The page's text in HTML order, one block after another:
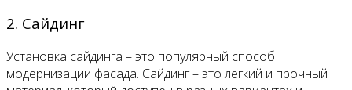
2. Сайдинг
Установка сайдинга – это популярный способ
модернизации фасада. Сайдинг – это легкий и прочный